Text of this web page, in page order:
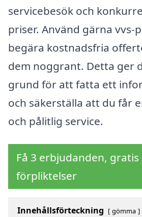
servicebesök och
priser. Använd gärna vvs-
begära kostnadsfria
dem noggrant. Detta ger
grund för att fatta ett
och säkerställa att du får
och pålitlig service.
Få 3 erbjudanden,
förpliktelser
Innehållsförteckning gömma